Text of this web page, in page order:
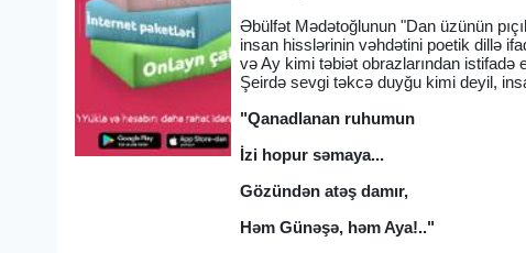
Əbülfət Mədətoğlunun "Dan üzünün
insan hisslərinin vəhdətini poetik dillə
və Ay kimi təbiət obrazlarından istifadə
Şeirdə sevgi təkcə duyğu kimi deyil,
"Qanadlanan ruhumun
İzi hopur səmaya...
Gözündən atəş damır,
Həm Günəşə, həm Aya!.."